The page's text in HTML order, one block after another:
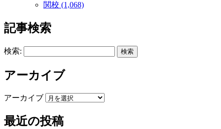
関校 (1,068)
記事検索
検索:
アーカイブ
アーカイブ
最近の投稿